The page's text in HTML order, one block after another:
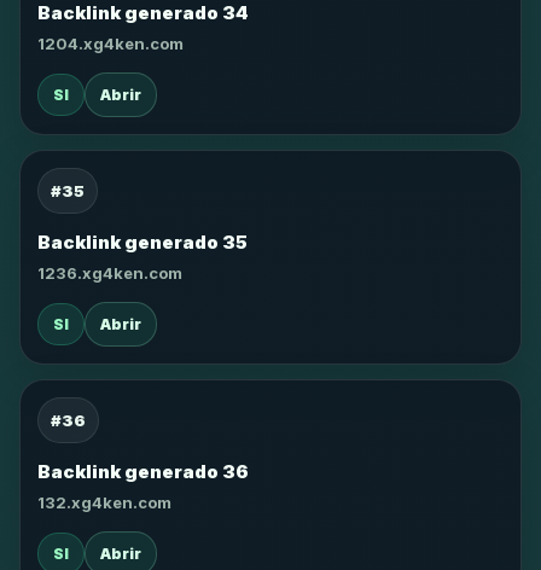
Backlink generado 34
1204.xg4ken.com
SI Abrir
#35
Backlink generado 35
1236.xg4ken.com
SI Abrir
#36
Backlink generado 36
132.xg4ken.com
SI Abrir